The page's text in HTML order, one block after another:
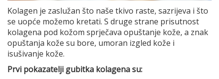
Kolagen je zaslužan što naše tkivo raste, sazrijeva i što
se uopće možemo kretati. S druge strane prisutnost
kolagena pod kožom sprječava opuštanje kože, a znak
opuštanja kože su bore, umoran izgled kože i
isušivanje kože.
Prvi pokazatelji gubitka kolagena su: